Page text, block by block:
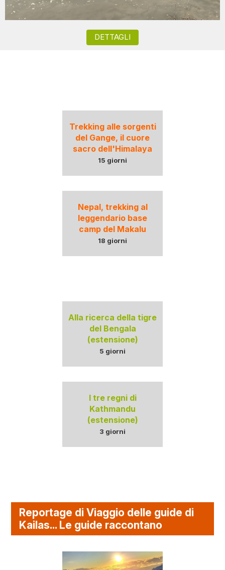
DETTAGLI
Trekking alle sorgenti
del Gange, il cuore
sacro dell'Himalaya
15 giorni
Nepal, trekking al
leggendario base
camp del Makalu
18 giorni
Alla ricerca della tigre
del Bengala
(estensione)
5 giorni
I tre regni di
Kathmandu
(estensione)
3 giorni
Reportage di Viaggio delle guide di
Kailas... Le guide raccontano